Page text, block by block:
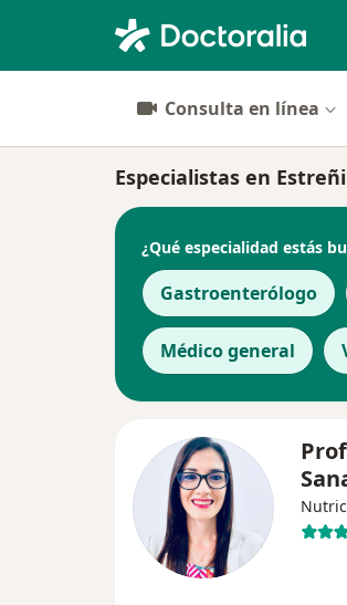
Consulta en línea
Especialistas en
¿Qué especialidad estás
Gastroenterólogo
Médico general